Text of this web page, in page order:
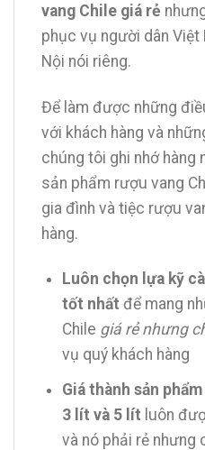
vang Chile giá rẻ
phục vụ người dân Việt
Nội nói riêng.
Để làm được những
với khách hàng và
chúng tôi ghi nhớ hàng
sản phẩm rượu vang
gia đình và tiệc rượu
hàng.
Luôn chọn lựa kỹ
tốt nhất để mang
Chile giá rẻ nhưng
vụ quý khách hàng
Giá thành sản
3 lít và 5 lít luôn
và nó phải rẻ